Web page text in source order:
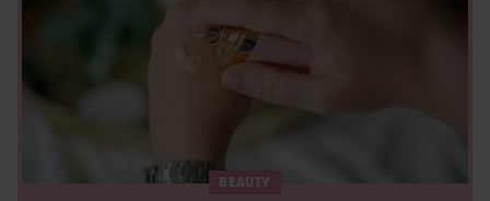
BEAUTY